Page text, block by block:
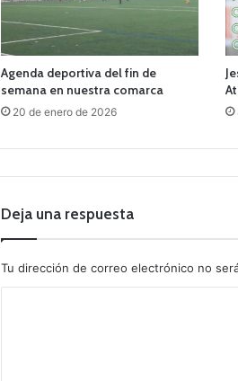
Agenda deportiva del fin de
semana en nuestra comarca
20 de enero de 2026
Deja una respuesta
Tu dirección de correo electrónico no